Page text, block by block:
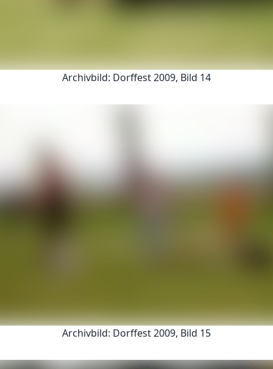
Archivbild: Dorffest 2009, Bild 14
Archivbild: Dorffest 2009, Bild 15